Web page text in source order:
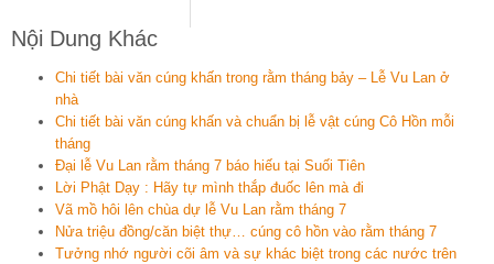
Nội Dung Khác
Chi tiết bài văn cúng khấn trong rằm tháng bảy – Lễ Vu Lan ở
nhà
Chi tiết bài văn cúng khấn và chuẩn bị lễ vật cúng Cô Hồn mỗi
tháng
Đại lễ Vu Lan rằm tháng 7 báo hiếu tại Suối Tiên
Lời Phật Dạy : Hãy tự mình thắp đuốc lên mà đi
Vã mồ hôi lên chùa dự lễ Vu Lan rằm tháng 7
Nửa triệu đồng/căn biệt thự… cúng cô hồn vào rằm tháng 7
Tưởng nhớ người cõi âm và sự khác biệt trong các nước trên